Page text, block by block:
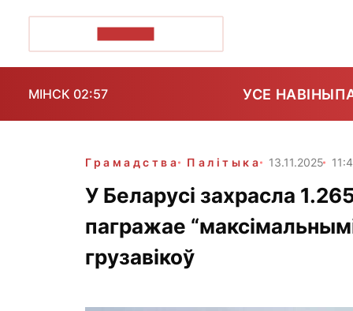
МІНСК 02:57 УСЕ НАВІНЫ
Грамадства Палітыка 13.11.2025
У Беларусі захрасла
пагражае
грузавікоў